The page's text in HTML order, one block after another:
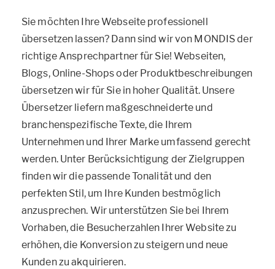
Sie möchten Ihre Webseite professionell
übersetzen lassen? Dann sind wir von MONDIS der
richtige Ansprechpartner für Sie! Webseiten,
Blogs, Online-Shops oder Produktbeschreibungen
übersetzen wir für Sie in hoher Qualität. Unsere
Übersetzer liefern maßgeschneiderte und
branchenspezifische Texte, die Ihrem
Unternehmen und Ihrer Marke umfassend gerecht
werden. Unter Berücksichtigung der Zielgruppen
finden wir die passende Tonalität und den
perfekten Stil, um Ihre Kunden bestmöglich
anzusprechen. Wir unterstützen Sie bei Ihrem
Vorhaben, die Besucherzahlen Ihrer Website zu
erhöhen, die Konversion zu steigern und neue
Kunden zu akquirieren.